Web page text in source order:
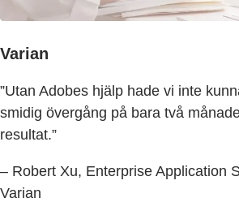
Varian
”Utan Adobes hjälp hade vi inte
smidig övergång på bara två
resultat.”
– Robert Xu, Enterprise Application
Varian